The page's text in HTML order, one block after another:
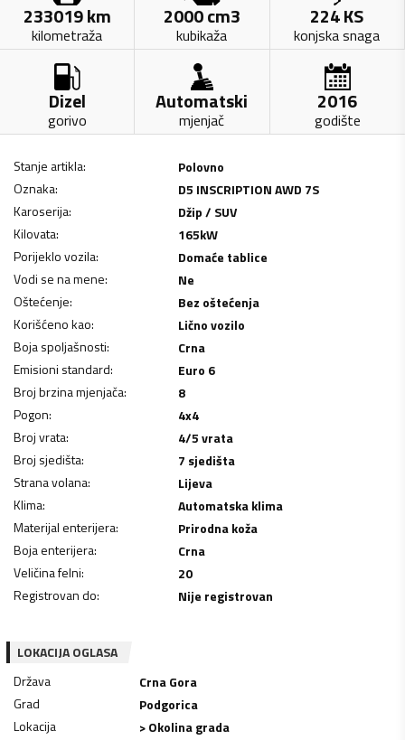
233019km
kilometraža
2000cm3
kubikaža
224KS
konjska snaga
Dizel
gorivo
Automatski
mjenjač
2016
godište
Stanje artikla:
Polovno
Oznaka:
D5 INSCRIPTION AWD 7S
Karoserija:
Džip / SUV
Kilovata: 165kW
Porijeklo vozila:
Domaće tablice
Vodi se na mene:
Ne
Oštećenje:
Bez oštećenja
Korišćeno kao:
Lično vozilo
Boja spoljašnosti:
Crna
Emisioni standard:
Euro 6
Broj brzina mjenjača:
8
Pogon:
4x4
Broj vrata:
4/5 vrata
Broj sjedišta:
7 sjedišta
Strana volana:
Lijeva
Klima:
Automatska klima
Materijal enterijera:
Prirodna koža
Boja enterijera:
Crna
Veličina felni:
20
Registrovan do: Nije registrovan
LOKACIJA OGLASA
Država
Crna Gora
Grad
Podgorica
Lokacija
> Okolina grada